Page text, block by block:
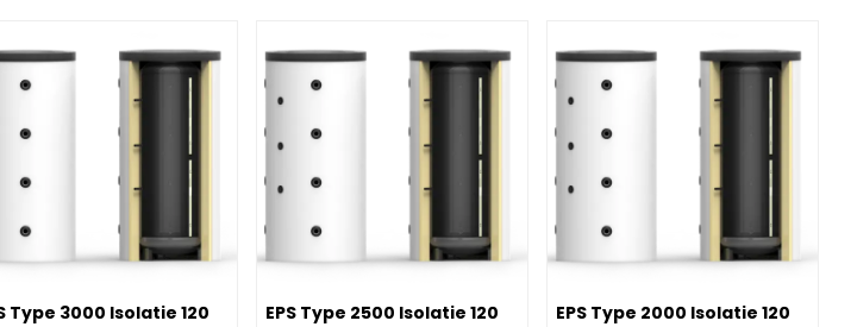
LINE
EPS Type 3000 Isolatie 120 mm, GREEN LINE
Type 3000 Isolatie 120
Image EPS Type 2500 Isolatie 120 mm, GREEN LINE
EPS Type 2500 Isolatie 120
Image EPS Type 2000 Isolatie 120
EPS Type 2000 Isolatie 120